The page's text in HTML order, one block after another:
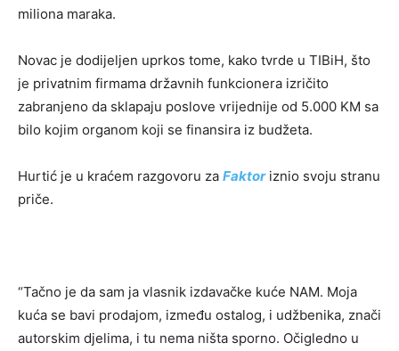
miliona maraka.
Novac je dodijeljen uprkos tome, kako tvrde u TIBiH, što
je privatnim firmama državnih funkcionera izričito
zabranjeno da sklapaju poslove vrijednije od 5.000 KM sa
bilo kojim organom koji se finansira iz budžeta.
Hurtić je u kraćem razgovoru za Faktoriznio svoju stranu
priče.
“Tačno je da sam ja vlasnik izdavačke kuće NAM. Moja
kuća se bavi prodajom, između ostalog, i udžbenika, znači
autorskim djelima, i tu nema ništa sporno. Očigledno u